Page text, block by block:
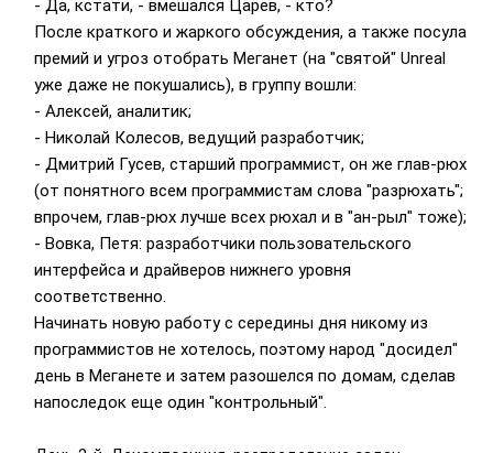
- Да, кстати, - вмешался Царев, - кто?
После краткого и жаркого обсуждения, а также посула
премий и угроз отобрать Меганет (на "святой" Unreal
уже даже не покушались), в группу вошли:
- Алексей, аналитик;
- Николай Колесов, ведущий разработчик;
- Дмитрий Гусев, старший программист, он же глав-рюх
(от понятного всем программистам слова "разрюхать";
впрочем, глав-рюх лучше всех рюхал и в "ан-рыл" тоже);
- Вовка, Петя: разработчики пользовательского
интерфейса и драйверов нижнего уровня
соответственно.
Начинать новую работу с середины дня никому из
программистов не хотелось, поэтому народ "досидел"
день в Меганете и затем разошелся по домам, сделав
напоследок еще один "контрольный".